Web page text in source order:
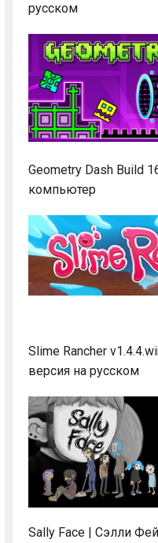
русском
Geometry Dash Build
компьютер
Slime Rancher
версия на русском
Sally Face | Сэлли